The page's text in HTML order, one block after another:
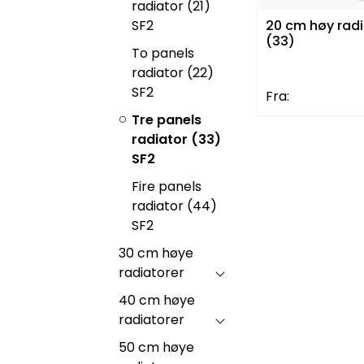
radiator (21)
SF2
To panels
radiator (22)
SF2
Tre panels
radiator (33)
SF2
Fire panels
radiator (44)
SF2
30 cm høye
radiatorer
40 cm høye
radiatorer
50 cm høye
20 cm høy
(33)
Fra: